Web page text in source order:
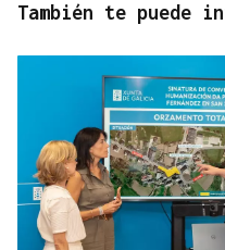
También te puede